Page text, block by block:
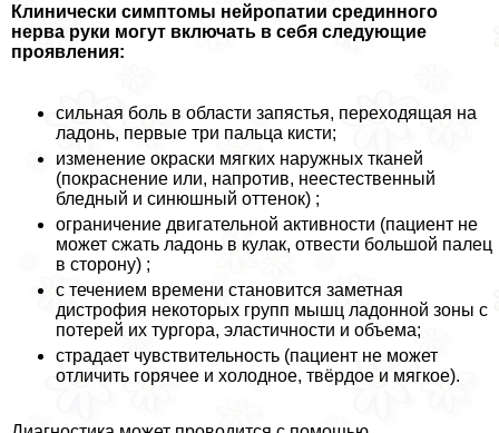
Клинически симптомы нейропатии срединного
нерва руки могут включать в себя следующие
проявления:
сильная боль в области запястья, переходящая на
ладонь, первые три пальца кисти;
изменение окраски мягких наружных тканей
(покраснение или, напротив, неестественный
бледный и синюшный оттенок) ;
ограничение двигательной активности (пациент не
может сжать ладонь в кулак, отвести большой палец
в сторону) ;
с течением времени становится заметная
дистрофия некоторых групп мышц ладонной зоны с
потерей их тургора, эластичности и объема;
страдает чувствительность (пациент не может
отличить горячее и холодное, твёрдое и мягкое).